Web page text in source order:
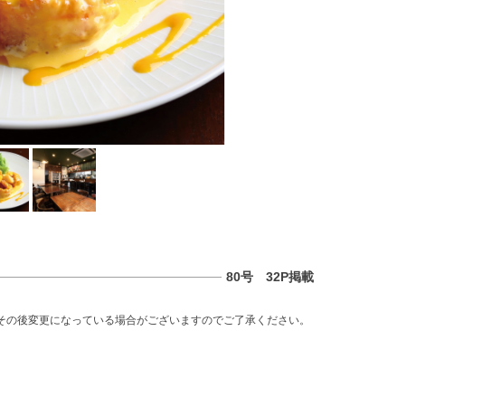
80号 32P掲載
後変更になっている場合がございますのでご了承ください。